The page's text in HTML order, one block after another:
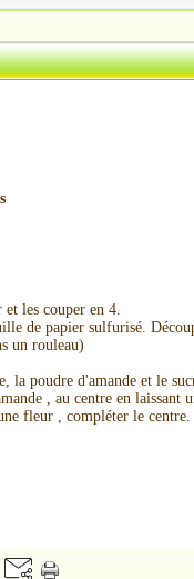
et les couper en 4.
de papier sulfurisé.
un rouleau)
poudre d'amande et le
, au centre en laissant
fleur , compléter le